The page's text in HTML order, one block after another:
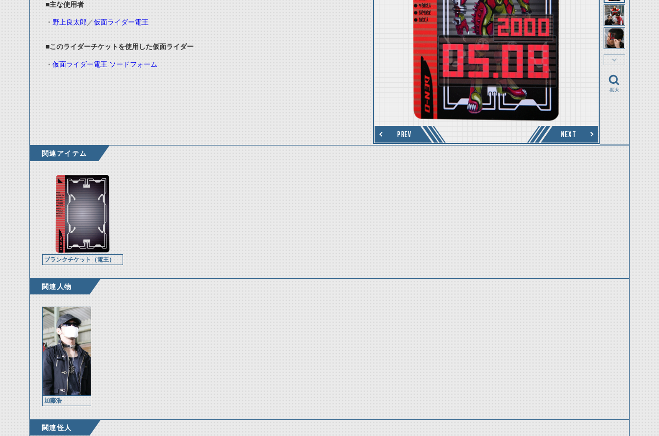
■主な使用者
・ 野上良太郎 ／仮面ライダー電王
■このライダーチケットを使用した仮面ライダー
・ 仮面ライダー電王 ソードフォーム
PREV NEXT
拡大
関連アイテム
ブランクチケット（電王）
関連人物
加藤浩
関連怪人